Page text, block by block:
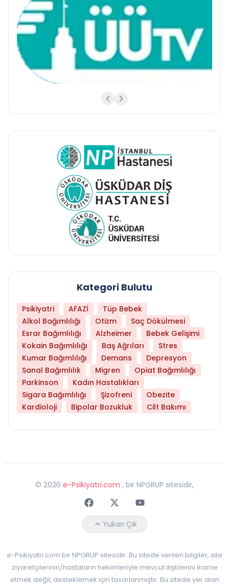
Kategori Bulutu
Psikiyatri AFAZİ
Tüp Bebek
Alkol Bağımlılığı
Otizm
Saç Dökülmesi
Esrar Bağımlılığı
Alzheimer
Bebek Gelişimi
Kokain Bağımlılığı
Baş Ağrıları
Stres
Kumar Bağımlılığı
Demans
Depresyon
Sanal Bağımlılık
Migren
Opiat Bağımlılığı
Parkinson
Kadın Hastalıkları
Sigara Bağımlılığı
Şizofreni
Obezite
Kardioloji
Bipolar Bozukluk Cilt Bakımı
© 2026 e-Psikiyatri.com , bir NPGRUP sitesidir,
FaceebokTwitterYoutube
Yukarı Çık
e-Psikiyatri.com bir NPGRUP sitesidir. Bu sitede verilen bilgiler, site
ziyaretçilerinin/hastaların hekimleriyle mevcut ilişkilerini ikame
etmek değil, desteklemek için tasarlanmıştır. Bu sitede yer alan